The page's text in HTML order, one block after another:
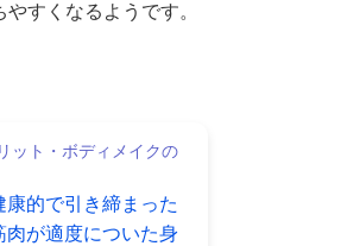
すくなるようです。
ット・ボディメイクの
的で引き締まった
肉が適度についた身